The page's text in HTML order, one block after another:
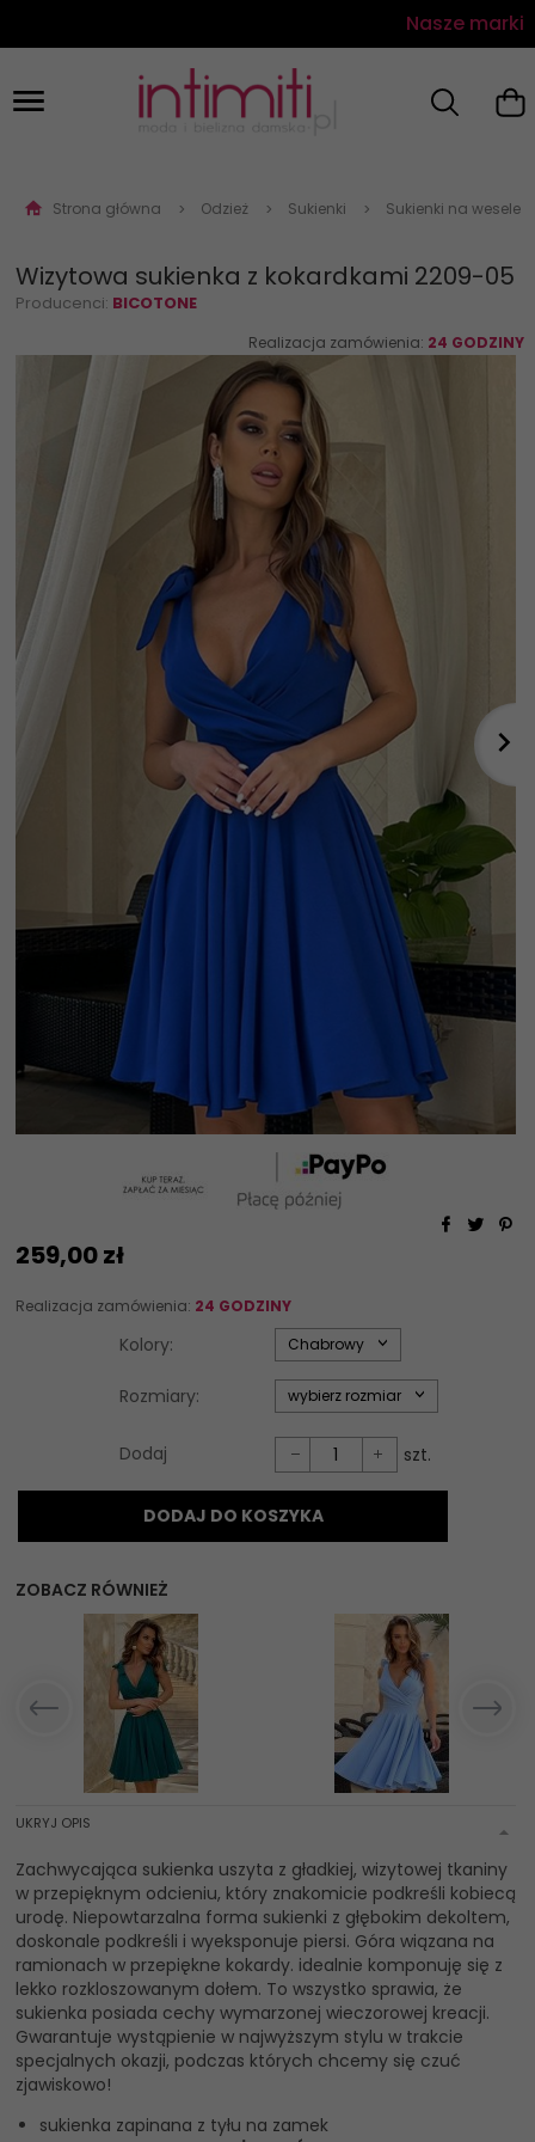
Nasze marki
Strona główna Odzież Sukienki Sukienki na wesele
Wizytowa sukienka z kokardkami 2209-05
Producenci: BICOTONE
Realizacja zamówienia: 24 GODZINY
259,00zł
Realizacja zamówienia: 24 GODZINY
Kolory: options[34]
Chabrowy
Rozmiary: options[35]
wybierz rozmiar
Dodaj szt.
DODAJ DO KOSZYKA
ZOBACZ RÓWNIEŻ
UKRYJ OPIS
Zachwycająca sukienka uszyta z gładkiej, wizytowej tkaniny
w przepięknym odcieniu, który znakomicie podkreśli kobiecą
urodę. Niepowtarzalna forma sukienki z głębokim dekoltem,
doskonale podkreśli i wyeksponuje piersi. Góra wiązana na
ramionach w przepiękne kokardy. idealnie komponuję się z
lekko rozkloszowanym dołem. To wszystko sprawia, że
sukienka posiada cechy wymarzonej wieczorowej kreacji.
Gwarantuje wystąpienie w najwyższym stylu w trakcie
specjalnych okazji, podczas których chcemy się czuć
zjawiskowo!
sukienka zapinana z tyłu na zamek